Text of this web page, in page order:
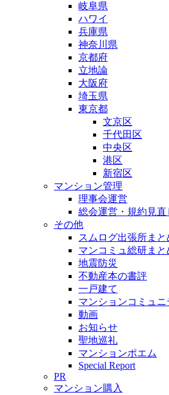
岐阜県
ハワイ
兵庫県
神奈川県
京都府
立地論
大阪府
埼玉県
東京都
文京区
千代田区
中央区
港区
新宿区
マンション管理
理事会運営
総会運営・規約見直
その他
スムログ出張所まと
マンコミュ総研まと
地震防災
不動産本の書評
一戸建て
マンションコミュニ
動画
お知らせ
聖地巡礼
マンションポエム
Special Report
PR
マンション購入